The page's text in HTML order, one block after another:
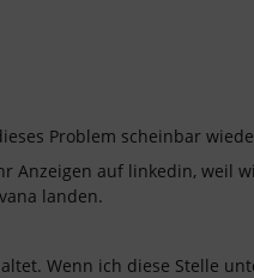
Problem scheinbar
Anzeigen auf linkedin, weil
landen.
Wenn ich diese Stelle